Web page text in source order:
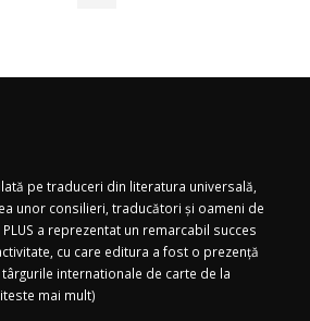
pe traduceri din literatura universală,
unor consilieri, traducători și oameni de
a reprezentat un remarcabil succes
cu care editura a fost o prezență
internationale de carte de la
mai mult)